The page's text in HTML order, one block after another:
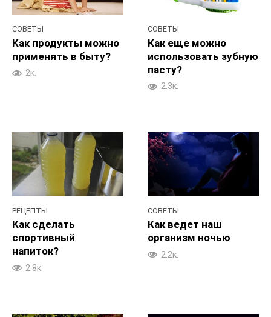
СОВЕТЫ
Как продукты можно
применять в быту?
2к.
СОВЕТЫ
Как еще можно
использовать зубную
пасту?
2.3к.
РЕЦЕПТЫ
Как сделать
спортивный
напиток?
2.8к.
СОВЕТЫ
Как ведет наш
организм ночью
2.2к.